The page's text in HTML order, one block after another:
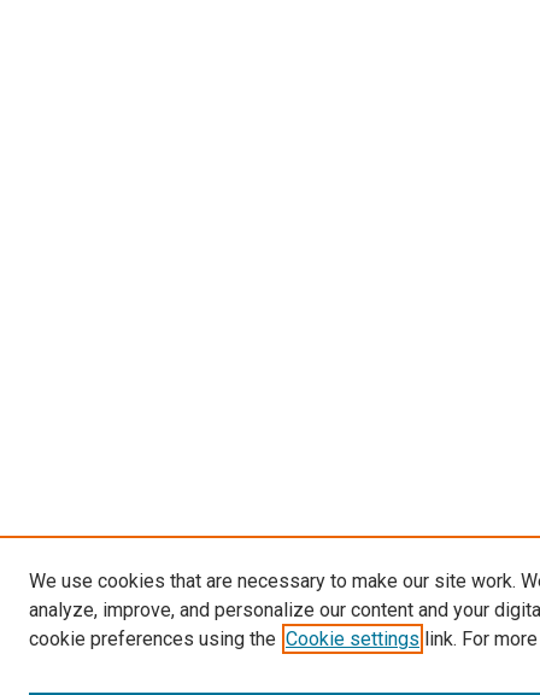
We use cookies that are necessary to make our site work.
analyze, improve, and personalize our content and your
cookie preferences using the Cookie settings link. For